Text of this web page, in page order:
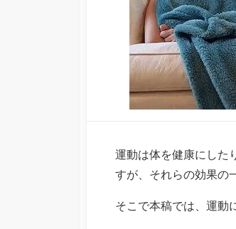
運動は体を健康にした
すが、それらの効果の
そこで本稿では、運動